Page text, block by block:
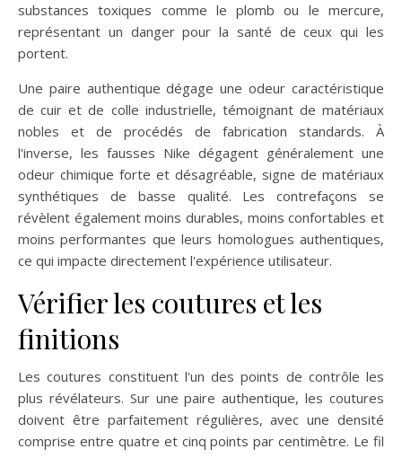
substances toxiques comme le plomb ou le mercure,
représentant un danger pour la santé de ceux qui les
portent.
Une paire authentique dégage une odeur caractéristique
de cuir et de colle industrielle, témoignant de matériaux
nobles et de procédés de fabrication standards. À
l'inverse, les fausses Nike dégagent généralement une
odeur chimique forte et désagréable, signe de matériaux
synthétiques de basse qualité. Les contrefaçons se
révèlent également moins durables, moins confortables et
moins performantes que leurs homologues authentiques,
ce qui impacte directement l'expérience utilisateur.
Vérifier les coutures et les
finitions
Les coutures constituent l'un des points de contrôle les
plus révélateurs. Sur une paire authentique, les coutures
doivent être parfaitement régulières, avec une densité
comprise entre quatre et cinq points par centimètre. Le fil